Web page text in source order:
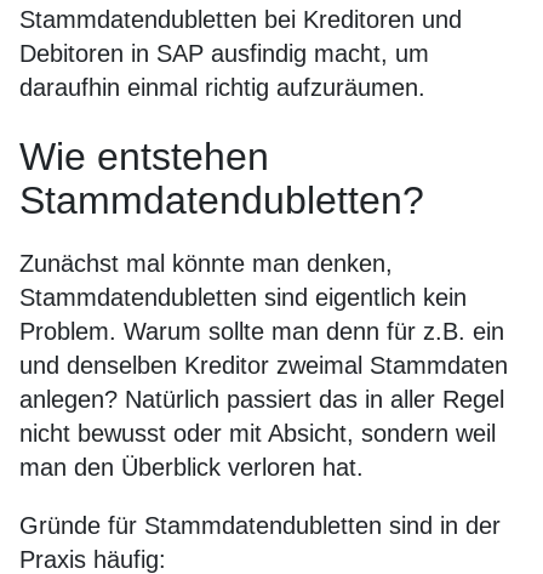
Stammdatendubletten bei Kreditoren und
Debitoren in SAP ausfindig macht, um
daraufhin einmal richtig aufzuräumen.
Wie entstehen
Stammdatendubletten?
Zunächst mal könnte man denken,
Stammdatendubletten sind eigentlich kein
Problem. Warum sollte man denn für z.B. ein
und denselben Kreditor zweimal Stammdaten
anlegen? Natürlich passiert das in aller Regel
nicht bewusst oder mit Absicht, sondern weil
man den Überblick verloren hat.
Gründe für Stammdatendubletten sind in der
Praxis häufig: